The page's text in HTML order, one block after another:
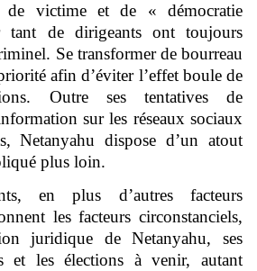
de victime et de « démocratie
tant de dirigeants ont toujours
Se transformer de bourreau
afin d’éviter l’effet boule de
Outre ses tentatives de
sur les réseaux sociaux
Netanyahu dispose d’un atout
plus loin.
en plus d’autres facteurs
les facteurs circonstanciels,
juridique de Netanyahu, ses
et les élections à venir, autant